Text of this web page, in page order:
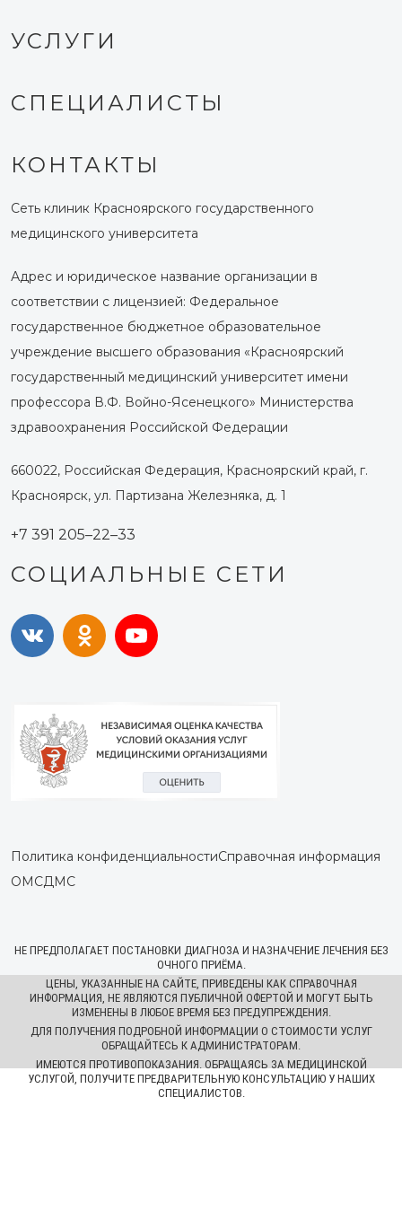
УСЛУГИ
СПЕЦИАЛИСТЫ
КОНТАКТЫ
Сеть клиник Красноярского государственного
медицинского университета
Адрес и юридическое название организации в
соответствии с лицензией: Федеральное
государственное бюджетное образовательное
учреждение высшего образования «Красноярский
государственный медицинский университет имени
профессора В.Ф. Войно-Ясенецкого» Министерства
здравоохранения Российской Федерации
660022, Российская Федерация, Красноярский край, г.
Красноярск, ул. Партизана Железняка, д. 1
+7 391 205–22–33
СОЦИАЛЬНЫЕ СЕТИ
Политика конфиденциальностиСправочная информация
ОМСДМС
НЕ ПРЕДПОЛАГАЕТ ПОСТАНОВКИ ДИАГНОЗА И НАЗНАЧЕНИЕ ЛЕЧЕНИЯ БЕЗ
ОЧНОГО ПРИЁМА.
ЦЕНЫ, УКАЗАННЫЕ НА САЙТЕ, ПРИВЕДЕНЫ КАК СПРАВОЧНАЯ
ИНФОРМАЦИЯ, НЕ ЯВЛЯЮТСЯ ПУБЛИЧНОЙ ОФЕРТОЙ И МОГУТ БЫТЬ
ИЗМЕНЕНЫ В ЛЮБОЕ ВРЕМЯ БЕЗ ПРЕДУПРЕЖДЕНИЯ.
ДЛЯ ПОЛУЧЕНИЯ ПОДРОБНОЙ ИНФОРМАЦИИ О СТОИМОСТИ УСЛУГ
ОБРАЩАЙТЕСЬ К АДМИНИСТРАТОРАМ.
ИМЕЮТСЯ ПРОТИВОПОКАЗАНИЯ. ОБРАЩАЯСЬ ЗА МЕДИЦИНСКОЙ
УСЛУГОЙ, ПОЛУЧИТЕ ПРЕДВАРИТЕЛЬНУЮ КОНСУЛЬТАЦИЮ У НАШИХ
СПЕЦИАЛИСТОВ.